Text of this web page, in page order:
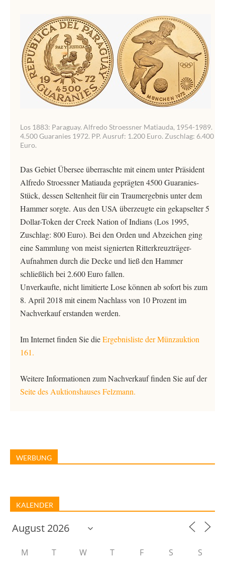
Los 1883: Paraguay. Alfredo Stroessner Matiauda, 1954-1989.
4.500 Guaranies 1972. PP. Ausruf: 1.200 Euro. Zuschlag: 6.400
Euro.
Das Gebiet Übersee überraschte mit einem unter Präsident
Alfredo Stroessner Matiauda geprägten 4500 Guaranies-
Stück, dessen Seltenheit für ein Traumergebnis unter dem
Hammer sorgte. Aus den USA überzeugte ein gekapselter 5
Dollar-Token der Creek Nation of Indians (Los 1995,
Zuschlag: 800 Euro). Bei den Orden und Abzeichen ging
eine Sammlung von meist signierten Ritterkreuzträger-
Aufnahmen durch die Decke und ließ den Hammer
schließlich bei 2.600 Euro fallen.
Unverkaufte, nicht limitierte Lose können ab sofort bis zum
8. April 2018 mit einem Nachlass von 10 Prozent im
Nachverkauf erstanden werden.
Im Internet finden Sie dieErgebnisliste der Münzauktion
161.
Weitere Informationen zum Nachverkauf finden Sie auf der
Seite des Auktionshauses Felzmann.
WERBUNG
KALENDER
M T W T F S S